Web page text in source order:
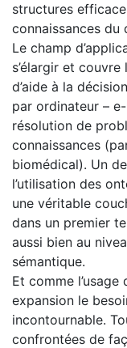
structures
connaissances du
Le champ
s’élargir et
d’aide à la
par ordinateur –
résolution de
connaissances
biomédical). Un
l’utilisation des
une véritable
dans un premier
aussi bien au
sémantique.
Et comme
expansion le
incontournable.
confrontées de